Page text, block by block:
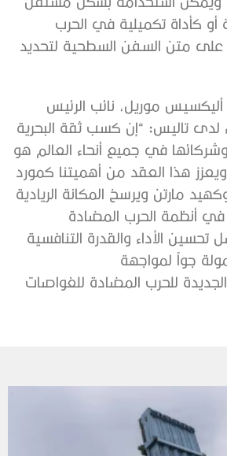
أو كأداة تكميلية في الحرب
على متن السفن السطحية لتحديد
موريل، نائب الرئيس
لدى تاليس: “إن كسب ثقة البحرية
وشركائها في جميع أنحاء العالم هو
هذا العقد من أهميتنا كمورد
مارتن ويرسخ المكانة الريادية
في أنظمة الحرب المضادة
الأداء والقدرة التنافسية
جواً لمواجهة
الجديدة للحرب المضادة للغواصات